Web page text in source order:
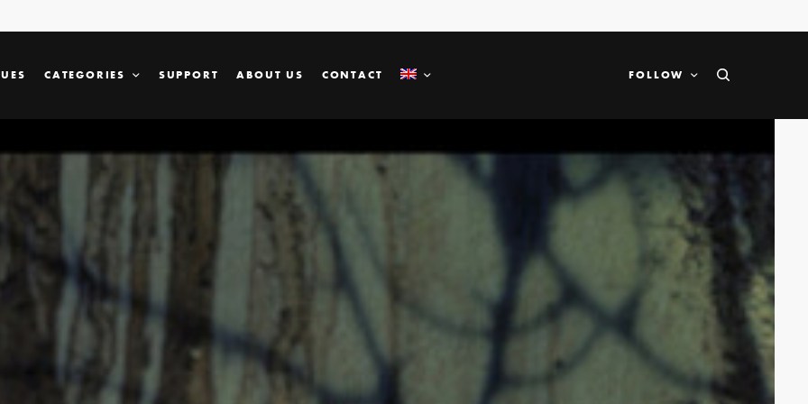
CATEGORIES SUPPORT ABOUT US CONTACT FOLLOW